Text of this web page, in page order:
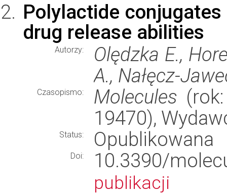
Polylactide
drug release abilities
Autorzy:
Olędzka E.,
A., Nałęcz-
Czasopismo: Molecules
19470),
Status: Opublikowana
Doi: 10.3390/
publikacji